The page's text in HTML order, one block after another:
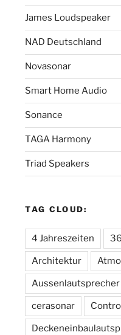
James Loudspeaker
NAD Deutschland
Novasonar
Smart Home Audio
Sonance
TAGA Harmony
Triad Speakers
TAG CLOUD:
4 Jahreszeiten
Architektur
Aussenlautsprecher
cerasonar